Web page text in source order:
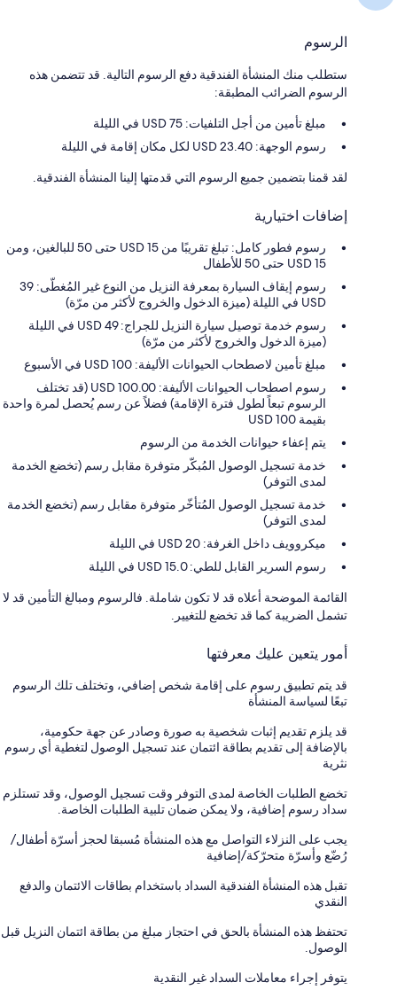
الرسوم
ستطلب منك المنشأة الفندقية دفع الرسوم التالية. قد تتضمن هذه
الرسوم الضرائب المطبقة:
مبلغ تأمين من أجل التلفيات: 75 USD في الليلة
رسوم الوجهة: 23.40 USD لكل مكان إقامة في الليلة
لقد قمنا بتضمين جميع الرسوم التي قدمتها إلينا المنشأة الفندقية.
إضافات اختيارية
رسوم فطور كامل: تبلغ تقريبًا من USD 15 حتى 50 للبالغين، ومن
USD 15 حتى 50 للأطفال
رسوم إيقاف السيارة بمعرفة النزيل من النوع غير المُغطّى: 39
USD في الليلة (ميزة الدخول والخروج لأكثر من مرّة)
رسوم خدمة توصيل سيارة النزيل للجراج: 49 USD في الليلة
(ميزة الدخول والخروج لأكثر من مرّة)
مبلغ تأمين لاصطحاب الحيوانات الأليفة: 100 USD في الأسبوع
رسوم اصطحاب الحيوانات الأليفة: 100.00 USD (قد تختلف
الرسوم تبعاً لطول فترة الإقامة) فضلاً عن رسم يُحصل لمرة واحدة
بقيمة 100 USD
يتم إعفاء حيوانات الخدمة من الرسوم
خدمة تسجيل الوصول المُبكّر متوفرة مقابل رسم (تخضع الخدمة
لمدى التوفر)
خدمة تسجيل الوصول المُتأخّر متوفرة مقابل رسم (تخضع الخدمة
لمدى التوفر)
ميكروويف داخل الغرفة: 20 USD في الليلة
رسوم السرير القابل للطي: 15.0 USD في الليلة
القائمة الموضحة أعلاه قد لا تكون شاملة. فالرسوم ومبالغ التأمين قد لا
تشمل الضريبة كما قد تخضع للتغيير.
أمور يتعين عليك معرفتها
قد يتم تطبيق رسوم على إقامة شخص إضافي، وتختلف تلك الرسوم
تبعًا لسياسة المنشأة
قد يلزم تقديم إثبات شخصية به صورة وصادر عن جهة حكومية،
بالإضافة إلى تقديم بطاقة ائتمان عند تسجيل الوصول لتغطية أي رسوم
نثرية
تخضع الطلبات الخاصة لمدى التوفر وقت تسجيل الوصول، وقد تستلزم
سداد رسوم إضافية، ولا يمكن ضمان تلبية الطلبات الخاصة.
يجب على النزلاء التواصل مع هذه المنشأة مُسبقا لحجز أسرّة أطفال/
رُضّع وأسرّة متحرّكة/إضافية
تقبل هذه المنشأة الفندقية السداد باستخدام بطاقات الائتمان والدفع
النقدي
تحتفظ هذه المنشأة بالحق في احتجاز مبلغ من بطاقة ائتمان النزيل قبل
الوصول.
يتوفر إجراء معاملات السداد غير النقدية